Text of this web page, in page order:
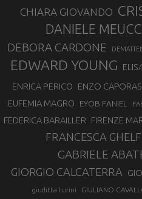
CHIARA GIOVANDO
DANIELE
DEBORA CARDONE
EDWARD YOUNG
ENRICA PERICO ENZO
EUFEMIA MAGRO EYOB FANIEL
FEDERICA BARAILLER FIRENZE
FRANCESCA
GABRIELE
GIORGIO CALCATERRA
giuditta turini GIULIANO